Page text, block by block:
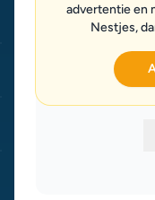
advertentie en
Nestjes,